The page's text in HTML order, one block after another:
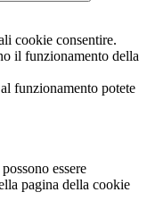
cookie consentire.
il funzionamento della
funzionamento potete
essere
pagina della cookie